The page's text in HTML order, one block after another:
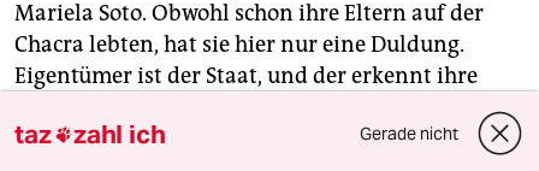
Mariela Soto. Obwohl schon ihre Eltern auf der
Chacra lebten, hat sie hier nur eine Duldung.
Eigentümer ist der Staat, und der erkennt ihre
taz zahl ich Gerade nicht